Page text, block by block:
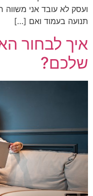
ועסק לא עובד אני משווה
תנועה בעמוד ואם […]
איך לבחור
שלכם?